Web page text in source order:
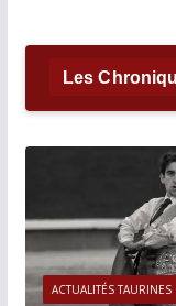
Les
ACTUALITÉS TAURINES